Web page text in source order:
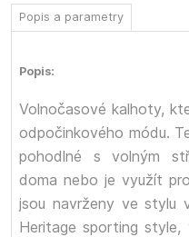
Popis a parametry
Popis:
Volnočasové kalhoty,
odpočinkového módu.
pohodlné s volným
doma nebo je využít
jsou navrženy ve stylu
Heritage sporting